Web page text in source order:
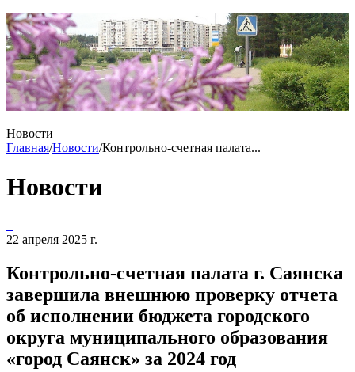
Новости
Главная/Новости/Контрольно-счетная палата...
Новости
22 апреля 2025 г.
Контрольно-счетная палата г. Саянска
завершила внешнюю проверку отчета
об исполнении бюджета городского
округа муниципального образования
«город Саянск» за 2024 год